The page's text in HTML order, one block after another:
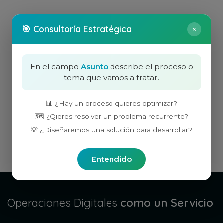
🎯 Consultoría Estratégica ×
En el campo Asuntodescribe el proceso o
tema que vamos a tratar.
📊 ¿Hay un proceso quieres optimizar?
🗺️ ¿Qieres resolver un problema recurrente?
💡 ¿Diseñaremos una solución para desarrollar?
Entendido
Operaciones Digitales como un Servicio